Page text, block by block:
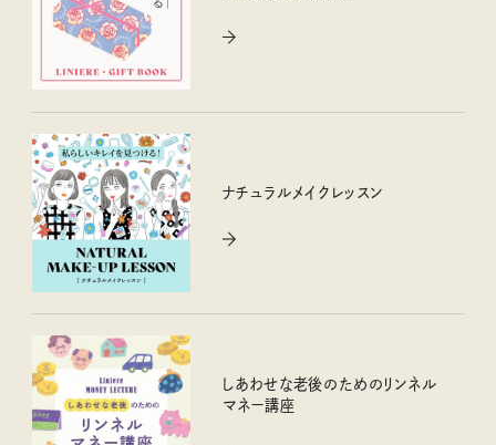
ナチュラルメイクレッスン
しあわせな老後のためのリンネル
マネー講座